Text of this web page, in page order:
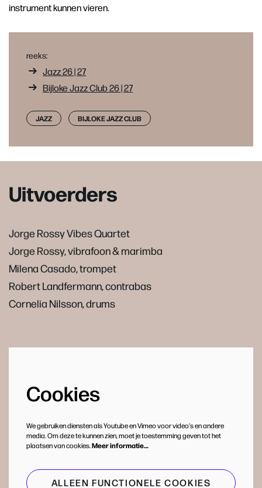
instrument kunnen vieren.
reeks:
Jazz 26 | 27
Bijloke Jazz Club 26 | 27
JAZZ BIJLOKE JAZZ CLUB
Uitvoerders
Jorge Rossy Vibes Quartet
Jorge Rossy, vibrafoon & marimba
Milena Casado, trompet
Robert Landfermann, contrabas
Cornelia Nilsson, drums
Cookies
We gebruiken diensten als Youtube en Vimeo voor video's en andere
media. Om deze te kunnen zien, moet je toestemming geven tot het
plaatsen van cookies.Meer informatie…
ALLEEN FUNCTIONELE COOKIES